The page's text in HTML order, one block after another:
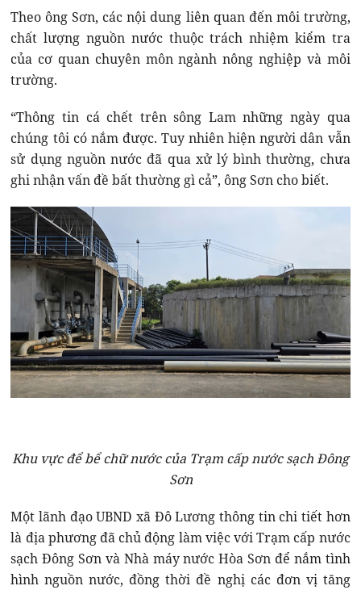
Theo ông Sơn, các nội dung liên quan đến môi trường,
chất lượng nguồn nước thuộc trách nhiệm kiểm tra
của cơ quan chuyên môn ngành nông nghiệp và môi
trường.
“Thông tin cá chết trên sông Lam những ngày qua
chúng tôi có nắm được. Tuy nhiên hiện người dân vẫn
sử dụng nguồn nước đã qua xử lý bình thường, chưa
ghi nhận vấn đề bất thường gì cả”, ông Sơn cho biết.
Khu vực để bể chữ nước của Trạm cấp nước sạch Đông
Sơn
Một lãnh đạo UBND xã Đô Lương thông tin chi tiết hơn
là địa phương đã chủ động làm việc với Trạm cấp nước
sạch Đông Sơn và Nhà máy nước Hòa Sơn để nắm tình
hình nguồn nước, đồng thời đề nghị các đơn vị tăng